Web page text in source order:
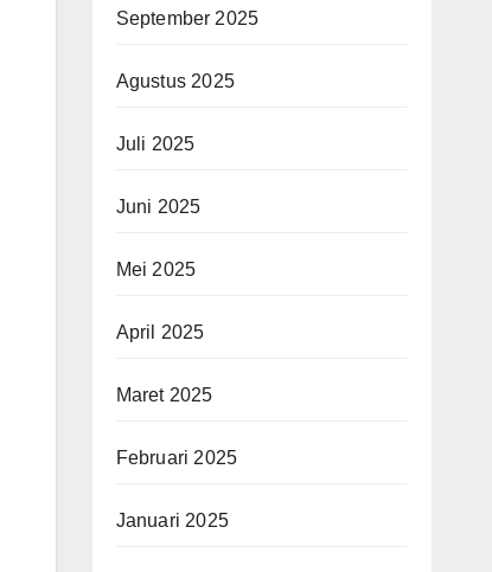
September 2025
Agustus 2025
Juli 2025
Juni 2025
Mei 2025
April 2025
Maret 2025
Februari 2025
Januari 2025